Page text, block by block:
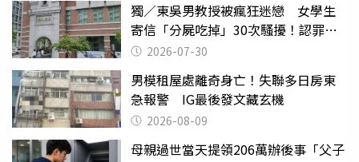
獨／東吳男教授被瘋狂迷戀 女學生
寄信「分屍吃掉」30次騷擾！認罪免
關 2026-07-30
男模租屋處離奇身亡！失聯多日房東
急報警 IG最後發文藏玄機
2026-08-09
母親過世當天提領206萬辦後事「父子